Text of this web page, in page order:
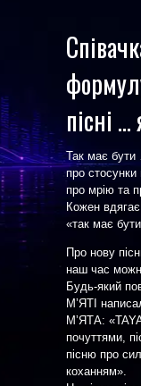
пісні
Так має
про
про мрію та
Кожен
«так має
Про нову
наш час
Будь-який
МʼЯТІ
МʼЯТА:
почуттями,
пісню про
коханням».